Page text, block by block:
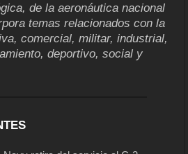
de la aeronáutica nacional
temas relacionados con la
comercial, militar, industrial,
deportivo, social y